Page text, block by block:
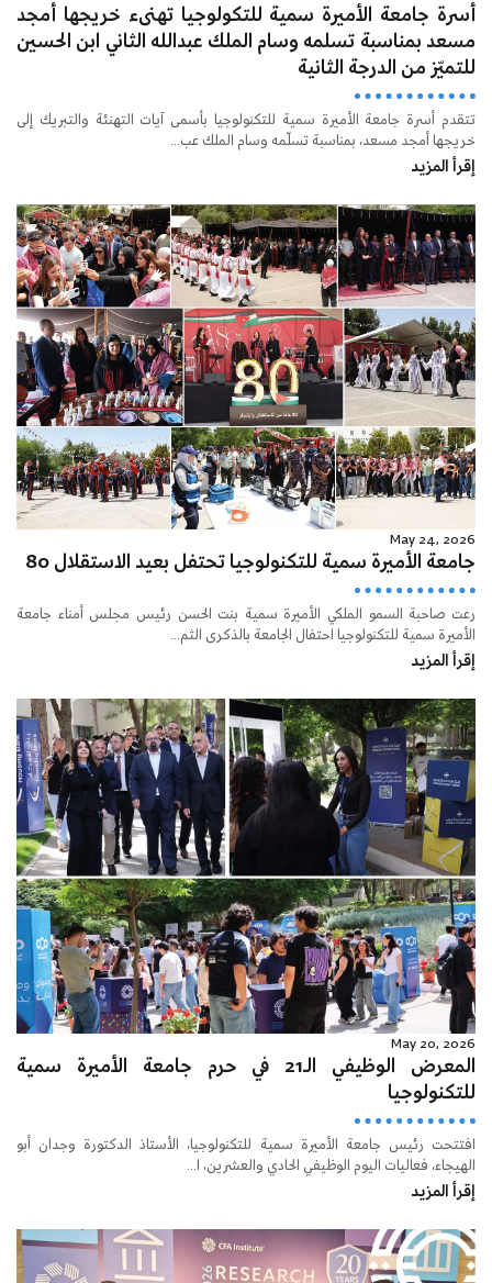
أسرة جامعة الأميرة سمية للتكولوجيا تهنىء خريجها أمجد
مسعد بمناسبة تسلمه وسام الملك عبدالله الثاني ابن الحسين
للتميّز من الدرجة الثانية
تتقدم أسرة جامعة الأميرة سمية للتكنولوجيا بأسمى آيات التهنئة والتبريك إلى
خريجها أمجد مسعد، بمناسبة تسلّمه وسام الملك عب...
إقرأ المزيد
May 24, 2026
جامعة الأميرة سمية للتكنولوجيا تحتفل بعيد الاستقلال 80
رعت صاحبة السمو الملكي الأميرة سمية بنت الحسن رئيس مجلس أمناء جامعة
الأميرة سمية للتكنولوجيا احتفال الجامعة بالذكرى الثم...
إقرأ المزيد
May 20, 2026
المعرض الوظيفي الـ21 في حرم جامعة الأميرة سمية
للتكنولوجيا
افتتحت رئيس جامعة الأميرة سمية للتكنولوجيا، الأستاذ الدكتورة وجدان أبو
الهيجاء، فعاليات اليوم الوظيفي الحادي والعشرين، ا...
إقرأ المزيد